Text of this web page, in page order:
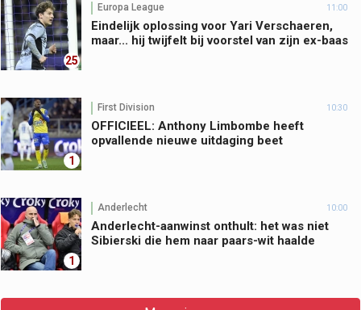
25
Europa League 11:00
Eindelijk oplossing voor Yari Verschaeren,
maar... hij twijfelt bij voorstel van zijn ex-baas
1
First Division 10:30
OFFICIEEL: Anthony Limbombe heeft
opvallende nieuwe uitdaging beet
1
Anderlecht 10:00
Anderlecht-aanwinst onthult: het was niet
Sibierski die hem naar paars-wit haalde